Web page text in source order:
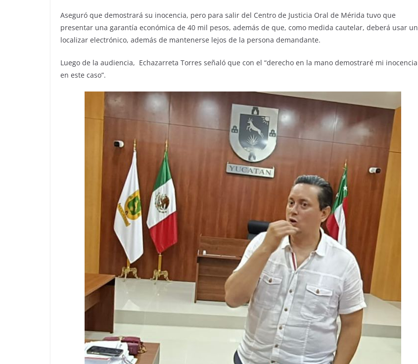
Aseguró que demostrará su inocencia, pero para salir del Centro de Justicia Oral de Mérida tuvo que
presentar una garantía económica de 40 mil pesos, además de que, como medida cautelar, deberá usar un
localizar electrónico, además de mantenerse lejos de la persona demandante.
Luego de la audiencia, Echazarreta Torres señaló que con el “derecho en la mano demostraré mi inocencia
en este caso”.